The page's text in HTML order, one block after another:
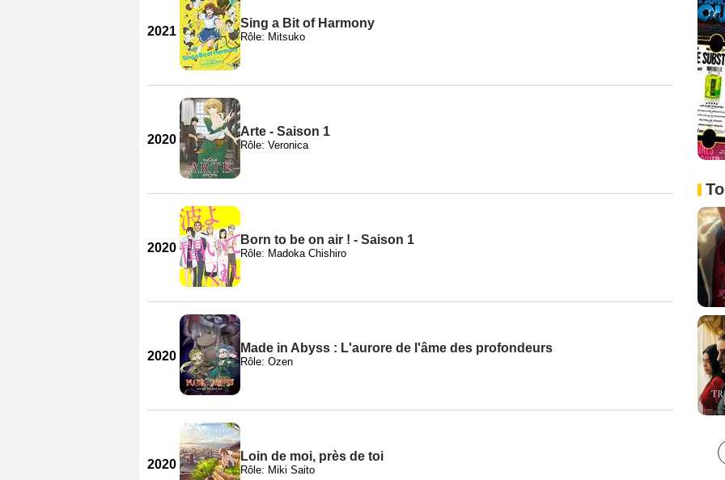
2021
Sing a Bit of Harmony
Rôle: Mitsuko
2020
Arte - Saison 1
Rôle: Veronica
2020
Born to be on air ! - Saison 1
Rôle: Madoka Chishiro
2020
Made in Abyss : L'aurore de l'âme des profondeurs
Rôle: Ozen
2020
Loin de moi, près de toi
Rôle: Miki Saito